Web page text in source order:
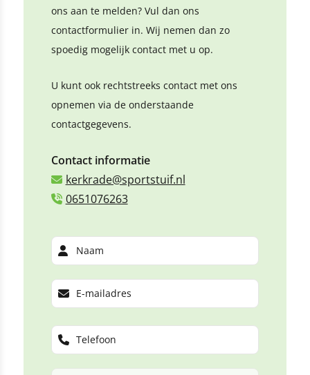
ons aan te melden? Vul dan ons
contactformulier in. Wij nemen dan zo
spoedig mogelijk contact met u op.
U kunt ook rechtstreeks contact met ons
opnemen via de onderstaande
contactgegevens.
Contact informatie
kerkrade@sportstuif.nl
0651076263